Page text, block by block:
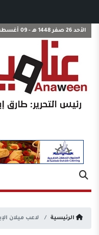
الأحد 26 صفر 1448 هـ - 09 أغسطس 2026 م
الرئيسية لاعب ميلان